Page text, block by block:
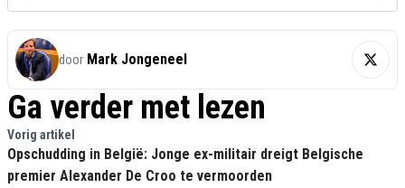
door Mark Jongeneel
Ga verder met lezen
Vorig artikel
Opschudding in België: Jonge ex-militair dreigt Belgische
premier Alexander De Croo te vermoorden